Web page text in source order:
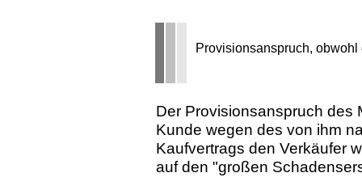
Provisionsanspruch,
Der Provisionsanspruch des
Kunde wegen des von ihm
Kaufvertrags den Verkäufer
auf den "großen